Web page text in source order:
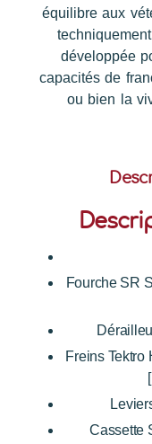
équilibre aux
développée
capacités de
ou bien la
Fourche SR
Freins Tektro
Cassette